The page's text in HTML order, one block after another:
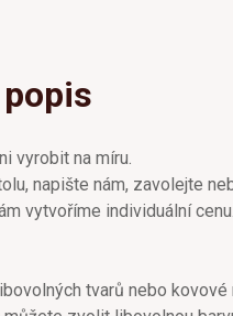
vyrobit na míru.
napište nám, zavolejte
vytvoříme individuální cenu.
tvarů nebo